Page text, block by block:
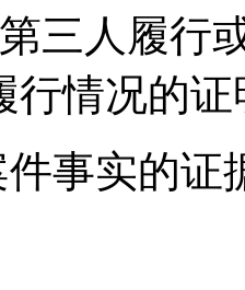
第三人履
行情况的
事实的证